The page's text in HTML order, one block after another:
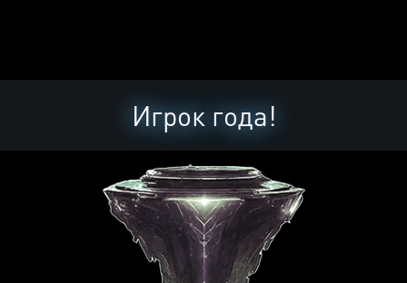
Игрок года!